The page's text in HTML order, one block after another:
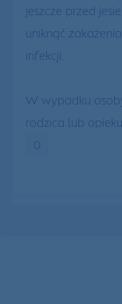
jeszcze przed
uniknąć
infekcji.
W wypadku
rodzica lub
0